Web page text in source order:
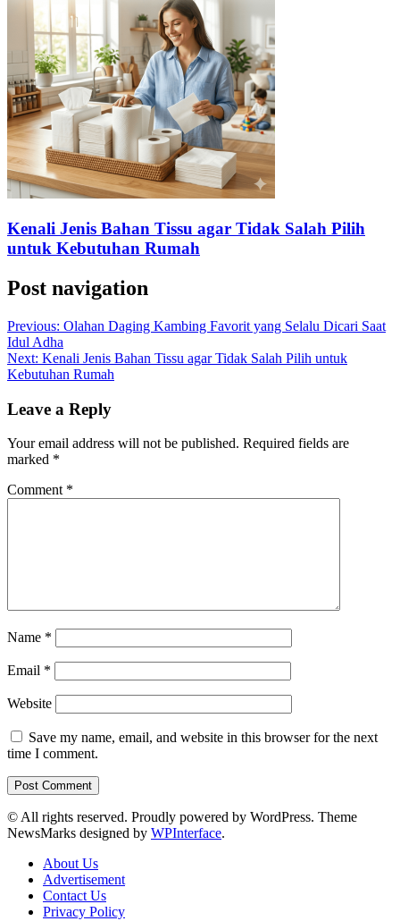
Kenali Jenis Bahan Tissu agar Tidak Salah Pilih
untuk Kebutuhan Rumah
Post navigation
Previous: Olahan Daging Kambing Favorit yang Selalu Dicari Saat
Idul Adha
Next: Kenali Jenis Bahan Tissu agar Tidak Salah Pilih untuk
Kebutuhan Rumah
Leave a Reply
Your email address will not be published. Required fields are
marked *
Comment *
Name *
Email *
Website
Save my name, email, and website in this browser for the next
time I comment.
© All rights reserved. Proudly powered by WordPress. Theme
NewsMarks designed by WPInterface.
About Us
Advertisement
Contact Us
Privacy Policy